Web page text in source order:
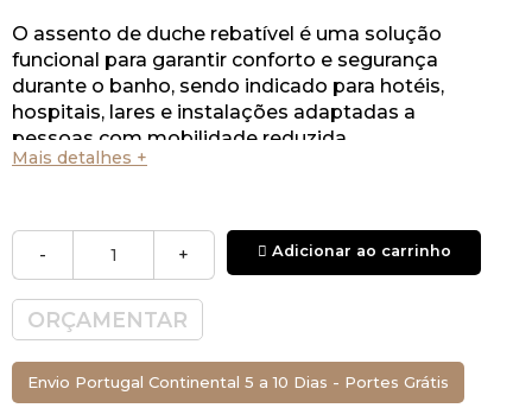
O assento de duche rebatível é uma solução
funcional para garantir conforto e segurança
durante o banho, sendo indicado para hotéis,
hospitais, lares e instalações adaptadas a
pessoas com mobilidade reduzida.
Mais detalhes +
- + Adicionar ao carrinho
ORÇAMENTAR
Envio Portugal Continental 5 a 10 Dias - Portes Grátis